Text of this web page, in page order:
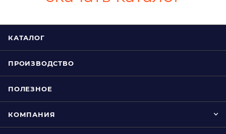
КАТАЛОГ
ПРОИЗВОДСТВО
ПОЛЕЗНОЕ
КОМПАНИЯ